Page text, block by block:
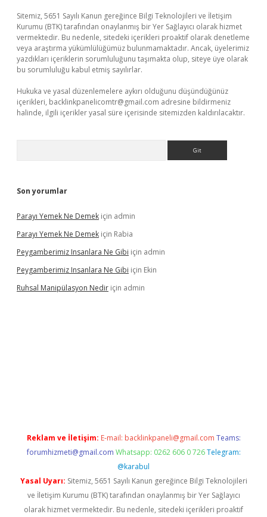
Sitemiz, 5651 Sayılı Kanun gereğince Bilgi Teknolojileri ve İletişim
Kurumu (BTK) tarafından onaylanmış bir Yer Sağlayıcı olarak hizmet
vermektedir. Bu nedenle, sitedeki içerikleri proaktif olarak denetleme
veya araştırma yükümlülüğümüz bulunmamaktadır. Ancak, üyelerimiz
yazdıkları içeriklerin sorumluluğunu taşımakta olup, siteye üye olarak
bu sorumluluğu kabul etmiş sayılırlar.
Hukuka ve yasal düzenlemelere aykırı olduğunu düşündüğünüz
içerikleri, backlinkpanelicomtr@gmail.com adresine bildirmeniz
halinde, ilgili içerikler yasal süre içerisinde sitemizden kaldırılacaktır.
Son yorumlar
Parayı Yemek Ne Demek için admin
Parayı Yemek Ne Demek için Rabia
Peygamberimiz Insanlara Ne Gibi için admin
Peygamberimiz Insanlara Ne Gibi için Ekin
Ruhsal Manipülasyon Nedir için admin
Reklam ve İletişim: E-mail: backlinkpaneli@gmail.com Teams:
forumhizmeti@gmail.com Whatsapp: 0262 606 0 726 Telegram:
@karabul
Yasal Uyarı: Sitemiz, 5651 Sayılı Kanun gereğince Bilgi Teknolojileri
ve İletişim Kurumu (BTK) tarafından onaylanmış bir Yer Sağlayıcı
olarak hizmet vermektedir. Bu nedenle, sitedeki içerikleri proaktif